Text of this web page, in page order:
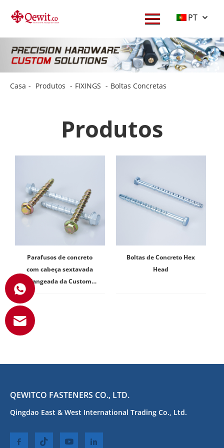
PT
Casa - Produtos - FIXINGS - Boltas Concretas
Produtos
Parafusos de concreto
com cabeça sextavada
flangeada da Custom
Boltas de Concreto Hex
Head
QEWITCO FASTENERS CO., LTD.
Qingdao East & West International Trading Co., Ltd.